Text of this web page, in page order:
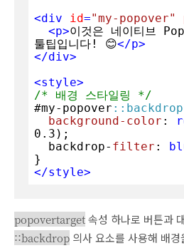
<div id="my-popover"
<p>이것은 네이티브
툴팁입니다! 😊</p>
</div>
<style>
/* 배경 스타일링 */
#my-popover ::backdrop
background-color :
0.3 );
  backdrop-
filter :
</style>
popovertarget속성 하나로 버튼과
::backdrop 의사 요소를 사용해 배